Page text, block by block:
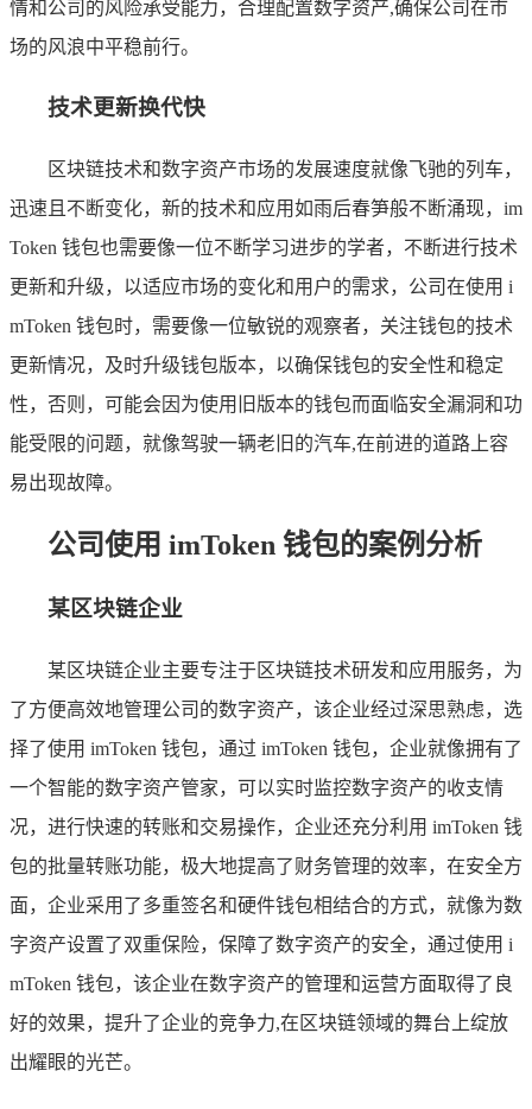
情和公司的风险承受能力，合理配置数字资产,确保公司在市
场的风浪中平稳前行。
技术更新换代快
区块链技术和数字资产市场的发展速度就像飞驰的列车，
迅速且不断变化，新的技术和应用如雨后春笋般不断涌现，im
Token 钱包也需要像一位不断学习进步的学者，不断进行技术
更新和升级，以适应市场的变化和用户的需求，公司在使用 i
mToken 钱包时，需要像一位敏锐的观察者，关注钱包的技术
更新情况，及时升级钱包版本，以确保钱包的安全性和稳定
性，否则，可能会因为使用旧版本的钱包而面临安全漏洞和功
能受限的问题，就像驾驶一辆老旧的汽车,在前进的道路上容
易出现故障。
公司使用 imToken 钱包的案例分析
某区块链企业
某区块链企业主要专注于区块链技术研发和应用服务，为
了方便高效地管理公司的数字资产，该企业经过深思熟虑，选
择了使用 imToken 钱包，通过 imToken 钱包，企业就像拥有了
一个智能的数字资产管家，可以实时监控数字资产的收支情
况，进行快速的转账和交易操作，企业还充分利用 imToken 钱
包的批量转账功能，极大地提高了财务管理的效率，在安全方
面，企业采用了多重签名和硬件钱包相结合的方式，就像为数
字资产设置了双重保险，保障了数字资产的安全，通过使用 i
mToken 钱包，该企业在数字资产的管理和运营方面取得了良
好的效果，提升了企业的竞争力,在区块链领域的舞台上绽放
出耀眼的光芒。